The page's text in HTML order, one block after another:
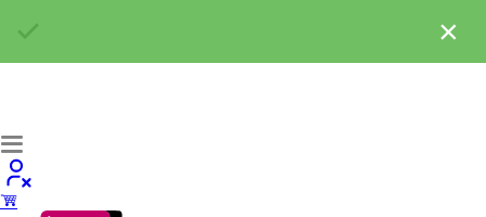
×